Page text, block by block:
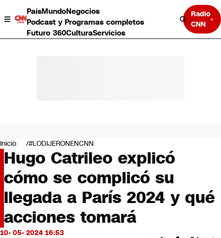
PaísMundoNegocios
Podcast y Programas completos
Futuro 360CulturaServicios
Radio
CNN
Negocios
Deportes
Programas completos
Cultura
Servicios
Bits
CNN Data
CNN tiempo
Futuro 360
Inicio #LODIJERONENCNN
Hugo Catrileo explicó
cómo se complicó su
llegada a París 2024 y qué
acciones tomará
10- 05- 2024 16:53